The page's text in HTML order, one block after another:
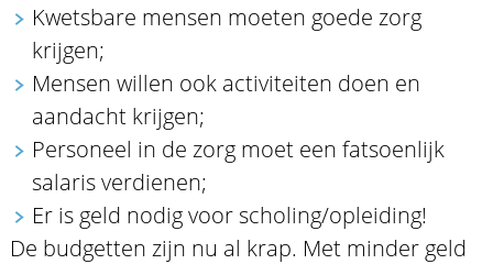
Kwetsbare mensen moeten goede zorg
krijgen;
Mensen willen ook activiteiten doen en
aandacht krijgen;
Personeel in de zorg moet een fatsoenlijk
salaris verdienen;
Er is geld nodig voor scholing/opleiding!
De budgetten zijn nu al krap. Met minder geld